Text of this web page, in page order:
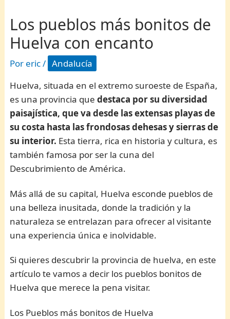
Los pueblos más bonitos de
Huelva con encanto
Por eric/ Andalucía
Huelva, situada en el extremo suroeste de España,
es una provincia quedestaca por su diversidad
paisajística, que va desde las extensas playas de
su costa hasta las frondosas dehesas y sierras de
su interior. Esta tierra, rica en historia y cultura, es
también famosa por ser la cuna del
Descubrimiento de América.
Más allá de su capital, Huelva esconde pueblos de
una belleza inusitada, donde la tradición y la
naturaleza se entrelazan para ofrecer al visitante
una experiencia única e inolvidable.
Si quieres descubrir la provincia de huelva, en este
artículo te vamos a decir los pueblos bonitos de
Huelva que merece la pena visitar.
Los Pueblos más bonitos de Huelva